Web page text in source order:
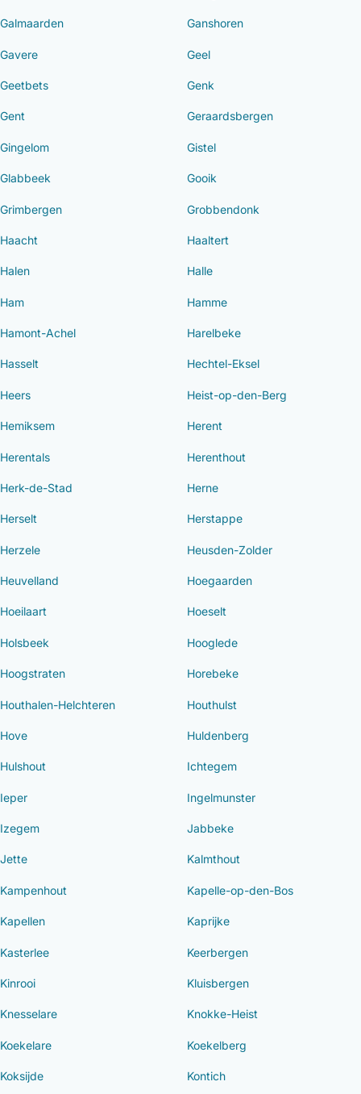
Galmaarden Ganshoren
Gavere Geel
Geetbets Genk
Gent Geraardsbergen
Gingelom Gistel
Glabbeek Gooik
Grimbergen Grobbendonk
Haacht Haaltert
Halen Halle
Ham Hamme
Hamont-Achel Harelbeke
Hasselt Hechtel-Eksel
Heers Heist-op-den-Berg
Hemiksem Herent
Herentals Herenthout
Herk-de-Stad Herne
Herselt Herstappe
Herzele Heusden-Zolder
Heuvelland Hoegaarden
Hoeilaart Hoeselt
Holsbeek Hooglede
Hoogstraten Horebeke
Houthalen-Helchteren Houthulst
Hove Huldenberg
Hulshout Ichtegem
Ieper Ingelmunster
Izegem Jabbeke
Jette Kalmthout
Kampenhout Kapelle-op-den-Bos
Kapellen Kaprijke
Kasterlee Keerbergen
Kinrooi Kluisbergen
Knesselare Knokke-Heist
Koekelare Koekelberg
Koksijde Kontich